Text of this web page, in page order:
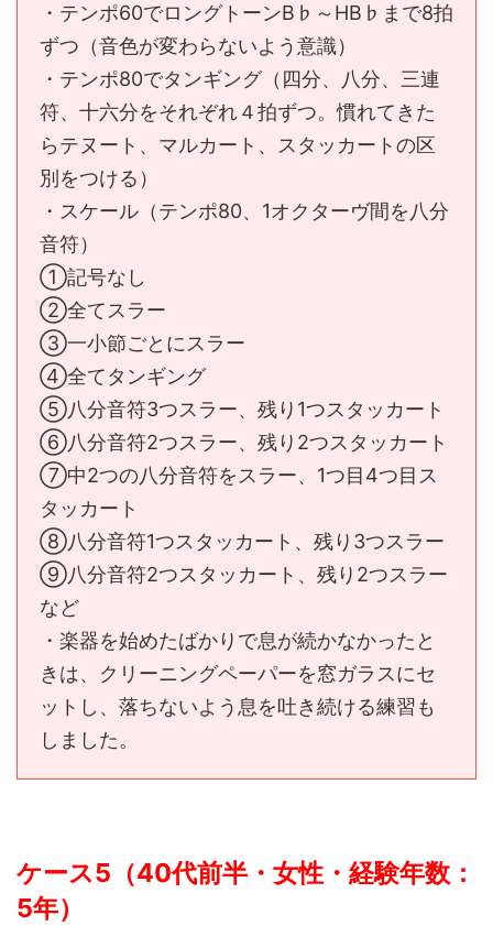
・テンポ60でロングトーンB♭～HB♭まで8拍
ずつ（音色が変わらないよう意識）
・テンポ80でタンギング（四分、八分、三連
符、十六分をそれぞれ４拍ずつ。慣れてきた
らテヌート、マルカート、スタッカートの区
別をつける）
・スケール（テンポ80、1オクターヴ間を八分
音符）
①記号なし
②全てスラー
③一小節ごとにスラー
④全てタンギング
⑤八分音符3つスラー、残り1つスタッカート
⑥八分音符2つスラー、残り2つスタッカート
⑦中2つの八分音符をスラー、1つ目4つ目ス
タッカート
⑧八分音符1つスタッカート、残り3つスラー
⑨八分音符2つスタッカート、残り2つスラー
など
・楽器を始めたばかりで息が続かなかったと
きは、クリーニングペーパーを窓ガラスにセ
ットし、落ちないよう息を吐き続ける練習も
しました。
ケース5（40代前半・女性・経験年数：
5年）